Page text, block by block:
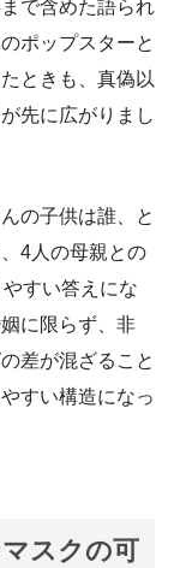
で含めた語られ
ポップスターと
ときも、真偽以
先に広がりまし
の子供は誰、と
4人の母親との
すい答えにな
に限らず、非
差が混ざること
すい構造になっ
スクの可